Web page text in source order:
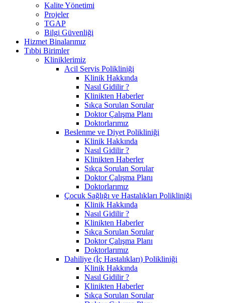
Kalite Yönetimi
Projeler
TGAP
Bilgi Güvenliği
Hizmet Binalarımız
Tıbbi Birimler
Kliniklerimiz
Acil Servis Polikliniği
Klinik Hakkında
Nasıl Gidilir ?
Klinikten Haberler
Sıkça Sorulan Sorular
Doktor Çalışma Planı
Doktorlarımız
Beslenme ve Diyet Polikliniği
Klinik Hakkında
Nasıl Gidilir ?
Klinikten Haberler
Sıkça Sorulan Sorular
Doktor Çalışma Planı
Doktorlarımız
Çocuk Sağlığı ve Hastalıkları Polikliniği
Klinik Hakkında
Nasıl Gidilir ?
Klinikten Haberler
Sıkça Sorulan Sorular
Doktor Çalışma Planı
Doktorlarımız
Dahiliye (İç Hastalıkları) Polikliniği
Klinik Hakkında
Nasıl Gidilir ?
Klinikten Haberler
Sıkça Sorulan Sorular